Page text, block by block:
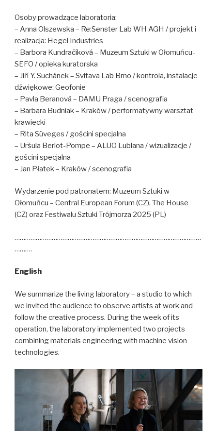
Osoby prowadzące laboratoria:
– Anna Olszewska – Re:Senster Lab WH AGH / projekt i
realizacja: Hegel Industries
– Barbora Kundračíková – Muzeum Sztuki w Ołomuńcu-
SEFO / opieka kuratorska
– Jiří Y. Suchánek – Svitava Lab Brno / kontrola, instalacje
dźwiękowe: Geofonie
– Pavla Beranová – DAMU Praga / scenografia
– Barbara Budniak – Kraków / performatywny warsztat
krawiecki
– Rita Süveges / gościni specjalna
– Uršula Berlot-Pompe – ALUO Lublana / wizualizacje /
gościni specjalna
– Jan Płatek – Kraków / scenografia
Wydarzenie pod patronatem: Muzeum Sztuki w
Ołomuńcu – Central European Forum (CZ), The House
(CZ) oraz Festiwalu Sztuki Trójmorza 2025 (PL)
……………………………………………………………………………………………
……….
English
We summarize the living laboratory – a studio to which
we invited the audience to observe artists at work and
follow the creative process. During the week of its
operation, the laboratory implemented two projects
combining materials engineering with machine vision
technologies.